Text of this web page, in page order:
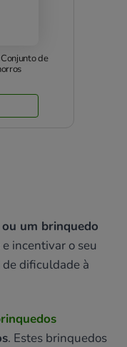
de
um brinquedo
incentivar o seu
dificuldade à
. Estes brinquedos